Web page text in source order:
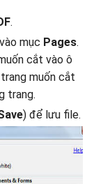
.
mục Pages.
cắt vào ô
muốn cắt
trang.
) để lưu file.